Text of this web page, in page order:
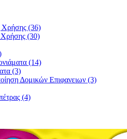
Χρήσης (36)
Χρήσης (30)
(14)
(3)
Δομικών Επιφανειων (3)
(4)